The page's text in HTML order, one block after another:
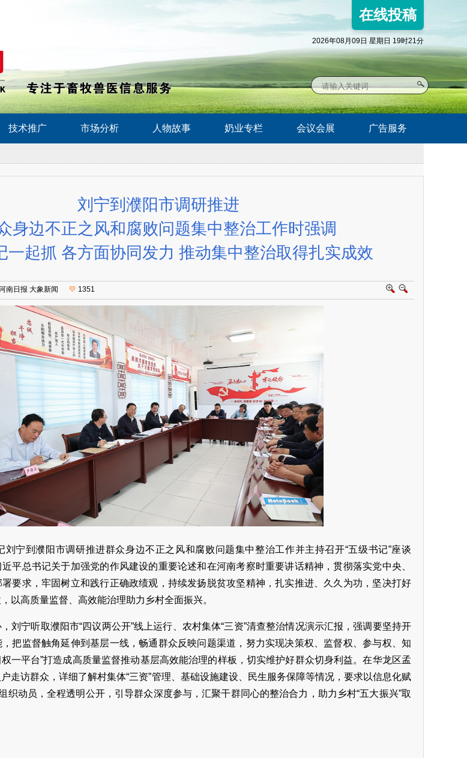
在线投稿
2026年08月09日 星期日 19时21分
技术推广 市场分析 人物故事 奶业专栏 会议会展 广告服务
刘宁到濮阳市调研推进
身边不正之风和腐败问题集中整治工作时强调
一起抓 各方面协同发力 推动集中整治取得扎实成效
南日报 大象新闻 💛 1351
刘宁到濮阳市调研推进群众身边不正之风和腐败问题集中整治工作并主持召开“五级书记”座谈
平总书记关于加强党的作风建设的重要论述和在河南考察时重要讲话精神，贯彻落实党中央、
要求，牢固树立和践行正确政绩观，持续发扬脱贫攻坚精神，扎实推进、久久为功，坚决打好
以高质量监督、高效能治理助力乡村全面振兴。
刘宁听取濮阳市“四议两公开”线上运行、农村集体“三资”清查整治情况演示汇报，强调要坚持开
把监督触角延伸到基层一线，畅通群众反映问题渠道，努力实现决策权、监督权、参与权、知
权一平台”打造成高质量监督推动基层高效能治理的样板，切实维护好群众切身利益。在华龙区孟
走访群众，详细了解村集体“三资”管理、基础设施建设、民生服务保障等情况，要求以信息化赋
织动员，全程透明公开，引导群众深度参与，汇聚干群同心的整治合力，助力乡村“五大振兴”取